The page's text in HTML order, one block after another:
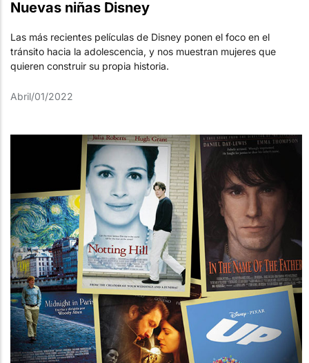
Nuevas niñas Disney
Las más recientes películas de Disney ponen el foco en el
tránsito hacia la adolescencia, y nos muestran mujeres que
quieren construir su propia historia.
Abril/01/2022